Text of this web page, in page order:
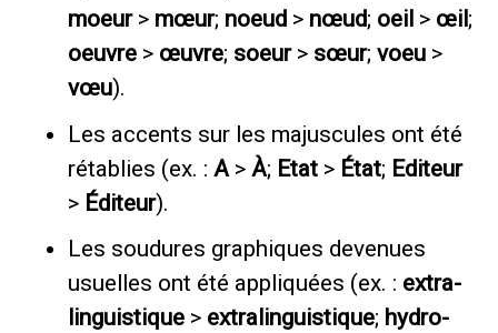
moeur> mœur; noeud> nœud; oeil> œil;
oeuvre> œuvre; soeur> sœur; voeu>
vœu).
Les accents sur les majuscules ont été
rétablies (ex. : A> À; Etat> État; Editeur
> Éditeur).
Les soudures graphiques devenues
usuelles ont été appliquées (ex. : extra-
linguistique> extralinguistique; hydro-